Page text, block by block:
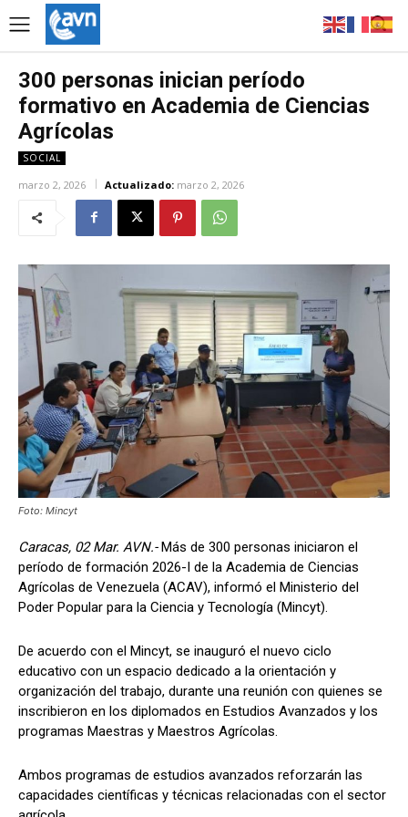
300 personas inician período
formativo en Academia de Ciencias
Agrícolas
SOCIAL
marzo 2, 2026 Actualizado: marzo 2, 2026
Foto: Mincyt
Caracas, 02 Mar. AVN.-Más de 300 personas iniciaron el
período de formación 2026-I de la Academia de Ciencias
Agrícolas de Venezuela (ACAV), informó el Ministerio del
Poder Popular para la Ciencia y Tecnología (Mincyt).
De acuerdo con el Mincyt, se inauguró el nuevo ciclo
educativo con un espacio dedicado a la orientación y
organización del trabajo, durante una reunión con quienes se
inscribieron en los diplomados en Estudios Avanzados y los
programas Maestras y Maestros Agrícolas.
Ambos programas de estudios avanzados reforzarán las
capacidades científicas y técnicas relacionadas con el sector